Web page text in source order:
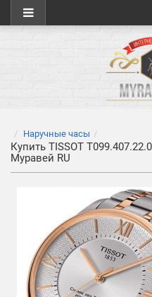
Наручные часы
Купить TISSOT
Муравей RU